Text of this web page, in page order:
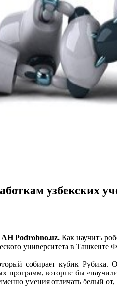
узбекских
АН Podrobno.uz. Как научить
университета в
собирает кубик Рубика.
программ, которые бы
умения отличать белый